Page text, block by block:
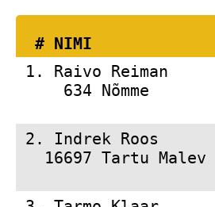
  #
1. Raivo Reiman
634 Nõmme
2. Indrek Roos
16697 Tartu Malev